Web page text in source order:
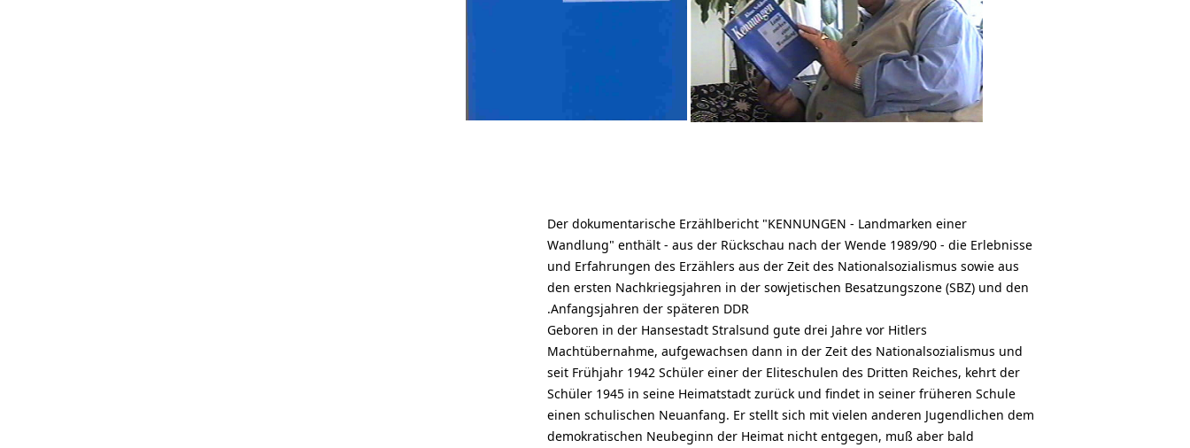
Der dokumentarische Erzählbericht "KENNUNGEN - Landmarken einer
Wandlung" enthält - aus der Rückschau nach der Wende 1989/90 - die Erlebnisse
und Erfahrungen des Erzählers aus der Zeit des Nationalsozialismus sowie aus
den ersten Nachkriegsjahren in der sowjetischen Besatzungszone (SBZ) und den
Anfangsjahren der späteren DDR.
Geboren in der Hansestadt Stralsund gute drei Jahre vor Hitlers
Machtübernahme, aufgewachsen dann in der Zeit des Nationalsozialismus und
seit Frühjahr 1942 Schüler einer der Eliteschulen des Dritten Reiches, kehrt der
Schüler 1945 in seine Heimatstadt zurück und findet in seiner früheren Schule
einen schulischen Neuanfang. Er stellt sich mit vielen anderen Jugendlichen dem
demokratischen Neubeginn der Heimat nicht entgegen, muß aber bald